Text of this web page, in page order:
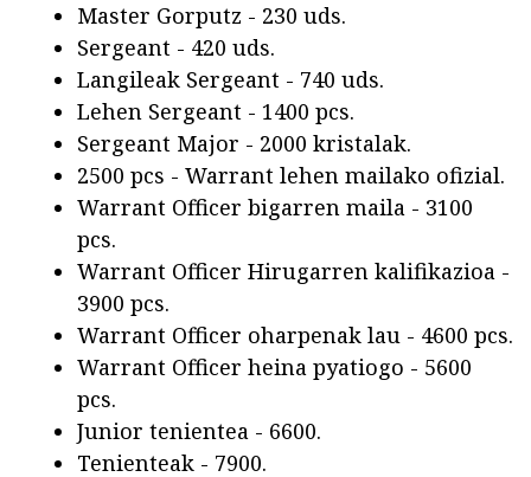
Master Gorputz - 230 uds.
Sergeant - 420 uds.
Langileak Sergeant - 740 uds.
Lehen Sergeant - 1400 pcs.
Sergeant Major - 2000 kristalak.
2500 pcs - Warrant lehen mailako ofizial.
Warrant Officer bigarren maila - 3100
pcs.
Warrant Officer Hirugarren kalifikazioa -
3900 pcs.
Warrant Officer oharpenak lau - 4600 pcs.
Warrant Officer heina pyatiogo - 5600
pcs.
Junior tenientea - 6600.
Tenienteak - 7900.